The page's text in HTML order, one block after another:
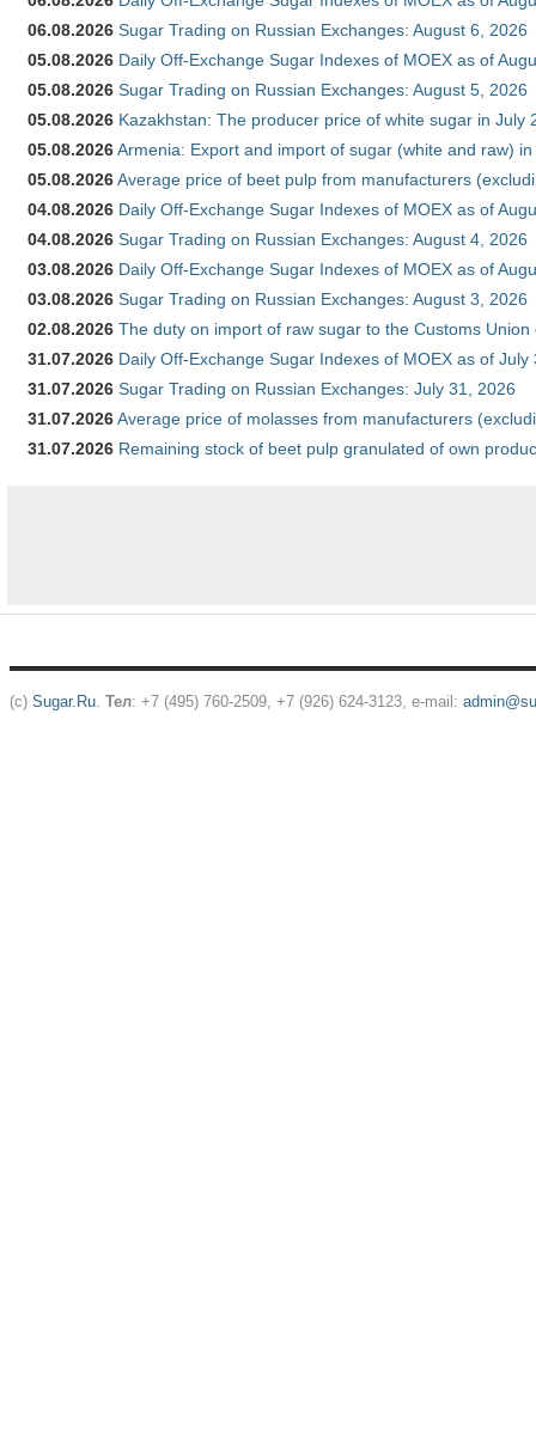
06.08.2026 Sugar Trading on Russian Exchanges: August 6, 2026
05.08.2026 Daily Off-Exchange Sugar Indexes of MOEX as of
05.08.2026 Sugar Trading on Russian Exchanges: August 5, 2026
05.08.2026 Kazakhstan: The producer price of white sugar in July
05.08.2026Armenia: Export and import of sugar (white and raw)
05.08.2026Average price of beet pulp from manufacturers
04.08.2026 Daily Off-Exchange Sugar Indexes of MOEX as of
04.08.2026 Sugar Trading on Russian Exchanges: August 4, 2026
03.08.2026 Daily Off-Exchange Sugar Indexes of MOEX as of
03.08.2026 Sugar Trading on Russian Exchanges: August 3, 2026
02.08.2026 The duty on import of raw sugar to the Customs
31.07.2026 Daily Off-Exchange Sugar Indexes of MOEX as of July
31.07.2026 Sugar Trading on Russian Exchanges: July 31, 2026
31.07.2026Average price of molasses from manufacturers
31.07.2026 Remaining stock of beet pulp granulated of own
(c) Sugar.Ru. Тел: +7 (495) 760-2509, +7 (926) 624-3123, e-mail: